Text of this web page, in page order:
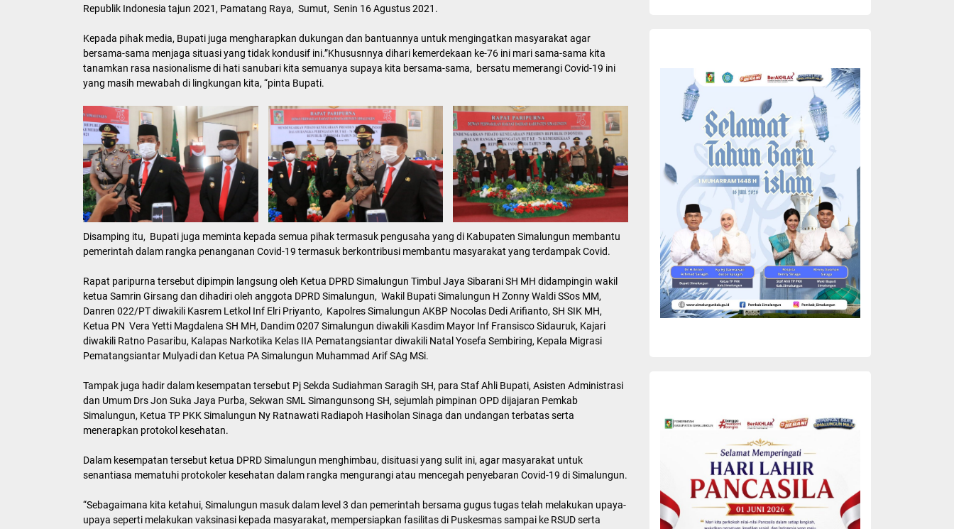
Republik Indonesia tajun 2021, Pamatang Raya, Sumut, Senin 16 Agustus 2021.
Kepada pihak media, Bupati juga mengharapkan dukungan dan bantuannya untuk mengingatkan masyarakat agar
bersama-sama menjaga situasi yang tidak kondusif ini.”Khususnnya dihari kemerdekaan ke-76 ini mari sama-sama kita
tanamkan rasa nasionalisme di hati sanubari kita semuanya supaya kita bersama-sama, bersatu memerangi Covid-19 ini
yang masih mewabah di lingkungan kita, “pinta Bupati.
Disamping itu, Bupati juga meminta kepada semua pihak termasuk pengusaha yang di Kabupaten Simalungun membantu
pemerintah dalam rangka penanganan Covid-19 termasuk berkontribusi membantu masyarakat yang terdampak Covid.
Rapat paripurna tersebut dipimpin langsung oleh Ketua DPRD Simalungun Timbul Jaya Sibarani SH MH didampingin wakil
ketua Samrin Girsang dan dihadiri oleh anggota DPRD Simalungun, Wakil Bupati Simalungun H Zonny Waldi SSos MM,
Danren 022/PT diwakili Kasrem Letkol Inf Elri Priyanto, Kapolres Simalungun AKBP Nocolas Dedi Arifianto, SH SIK MH,
Ketua PN Vera Yetti Magdalena SH MH, Dandim 0207 Simalungun diwakili Kasdim Mayor Inf Fransisco Sidauruk, Kajari
diwakili Ratno Pasaribu, Kalapas Narkotika Kelas IIA Pematangsiantar diwakili Natal Yosefa Sembiring, Kepala Migrasi
Pematangsiantar Mulyadi dan Ketua PA Simalungun Muhammad Arif SAg MSi.
Tampak juga hadir dalam kesempatan tersebut Pj Sekda Sudiahman Saragih SH, para Staf Ahli Bupati, Asisten Administrasi
dan Umum Drs Jon Suka Jaya Purba, Sekwan SML Simangunsong SH, sejumlah pimpinan OPD dijajaran Pemkab
Simalungun, Ketua TP PKK Simalungun Ny Ratnawati Radiapoh Hasiholan Sinaga dan undangan terbatas serta
menerapkan protokol kesehatan.
Dalam kesempatan tersebut ketua DPRD Simalungun menghimbau, disituasi yang sulit ini, agar masyarakat untuk
senantiasa mematuhi protokoler kesehatan dalam rangka mengurangi atau mencegah penyebaran Covid-19 di Simalungun.
“Sebagaimana kita ketahui, Simalungun masuk dalam level 3 dan pemerintah bersama gugus tugas telah melakukan upaya-
upaya seperti melakukan vaksinasi kepada masyarakat, mempersiapkan fasilitas di Puskesmas sampai ke RSUD serta